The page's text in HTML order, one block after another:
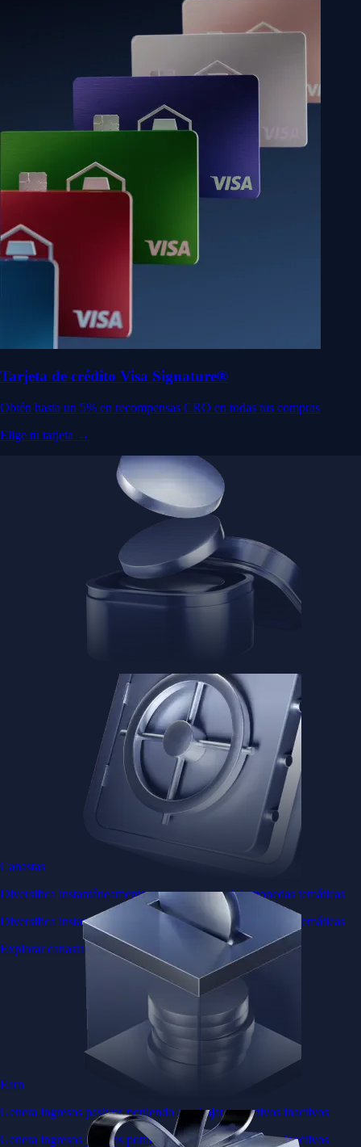
Tarjeta de crédito Visa Signature®
Obtén hasta un 5% en recompensas CRO en todas tus compras
Elige tu tarjeta →
Canastas
Diversifica instantáneamente tu cartera con criptomonedas temáticas
Diversifica instantáneamente tu cartera con criptomonedas temáticas
Explorar canastas
Earn
Genera ingresos pasivos poniendo a trabajar tus activos inactivos
Genera ingresos pasivos poniendo a trabajar tus activos inactivos